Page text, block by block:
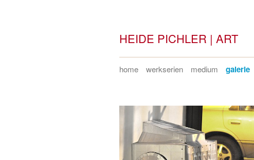
HEIDE PICHLER | ART
home werkserien medium galerie